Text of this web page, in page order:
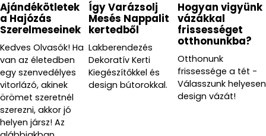
Ajándékötletek
a Hajózás
Szerelmeseinek
Kedves Olvasók! Ha
van az életedben
egy szenvedélyes
vitorlázó, akinek
örömet szeretnél
szerezni, akkor jó
helyen jársz! Az
Így Varázsolj
Mesés Nappalit
kertedből
Lakberendezés
Dekoratív Kerti
Kiegészítőkkel és
design bútorokkal.
Hogyan vigyünk
vázákkal
frissességet
otthonunkba?
Otthonunk
frissessége a tét -
Válasszunk helyesen
design vázát!